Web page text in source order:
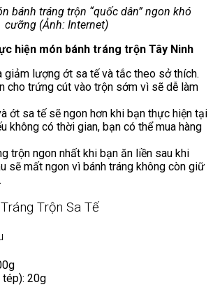
bánh tráng trộn “quốc dân” ngon khó
cưỡng (Ảnh: Internet)
hiện món bánh tráng trộn Tây Ninh
giảm lượng ớt sa tế và tắc theo sở thích.
cho trứng cút vào trộn sớm vì sẽ dễ làm
ớt sa tế sẽ ngon hơn khi bạn thực hiện tại
không có thời gian, bạn có thể mua hàng
trộn ngon nhất khi bạn ăn liền sau khi
sẽ mất ngon vì bánh tráng không còn giữ
Trộn Sa Tế
tép): 20g